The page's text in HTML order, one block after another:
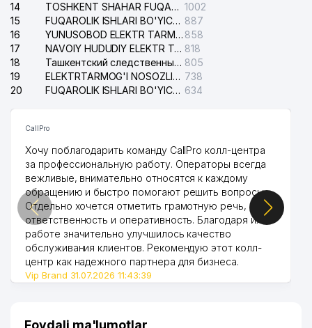
14
TOSHKENT SHAHAR FUQAROLIK ISHLARI BO'YICHA SUDI 1002
15
FUQAROLIK ISHLARI BO'YICHA YAKKASAROY TUMANLARARO SUDI 887
16
YUNUSOBOD ELEKTR TARMOG'I NOSOZLIKLARI XIZMATI 858
17
NAVOIY HUDUDIY ELEKTR TARMOQLARI KORXONASI AJ 818
18
Ташкентский следственный изолятор 805
19
ELEKTRTARMOG'I NOSOZLIKLARINI TO'ZATISH SERGELI XIZMATI 738
20
FUQAROLIK ISHLARI BO'YICHA UCH-TEPA TUMANI SUDI 634
CallPro
Хочу поблагодарить команду CallPro колл-центра
за профессиональную работу. Операторы всегда
вежливые, внимательно относятся к каждому
обращению и быстро помогают решить вопросы.
Отдельно хочется отметить грамотную речь,
ответственность и оперативность. Благодаря их
работе значительно улучшилось качество
обслуживания клиентов. Рекомендую этот колл-
центр как надежного партнера для бизнеса.
Vip Brand 31.07.2026 11:43:39
Foydali ma'lumotlar